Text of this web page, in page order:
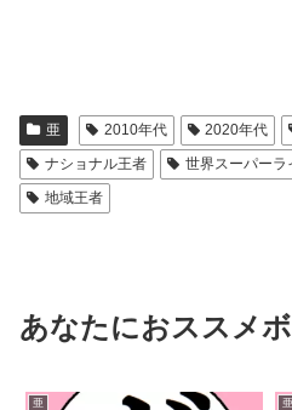
亜 2010年代 2020年代
ナショナル王者
世界スーパーラ
地域王者
あなたにおススメ
亜 亜